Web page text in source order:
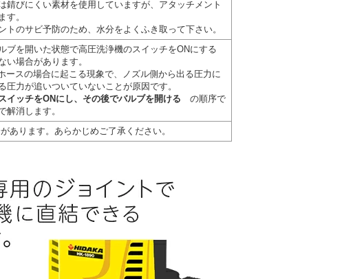
錆びにくい素材を使用していますが、アタッチメント
す。
トのサビ予防のため、水分をよくふき取って下さい。
ブを開いた状態で高圧洗浄機のスイッチをONにする
い場合があります。
ースの場合に起こる現象で、ノズル側から出る圧力に
圧力が追いついていないことが原因です。
イッチをONにし、その後でバルブを開ける の順序で
解消します。
あります。あらかじめご了承ください。